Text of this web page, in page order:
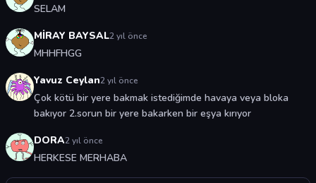
SELAM
MİRAY BAYSAL2 yıl önce
MHHFHGG
Yavuz Ceylan2 yıl önce
Çok kötü bir yere bakmak istediğimde havaya veya bloka
bakıyor 2.sorun bir yere bakarken bir eşya kırıyor
DORA2 yıl önce
HERKESE MERHABA